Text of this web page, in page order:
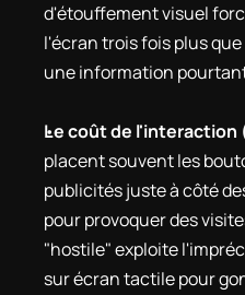
d'étouffement visuel
l'écran trois fois plus
une information
Le coût de l'interaction
placent souvent les
publicités juste à côté
pour provoquer des
"hostile" exploite
sur écran tactile pour